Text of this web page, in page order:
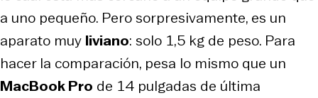
a uno pequeño. Pero sorpresivamente, es un
aparato muy liviano: solo 1,5 kg de peso. Para
hacer la comparación, pesa lo mismo que un
MacBook Pro de 14 pulgadas de última